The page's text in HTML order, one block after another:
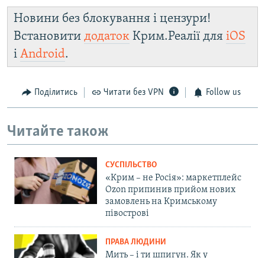
Новини без блокування і цензури!
Встановити додаток Крим.Реалії для iOS
і Android.
Поділитись Читати без VPN Follow us
Читайте також
СУСПІЛЬСТВО
«Крим – не Росія»: маркетплейс
Ozon припинив прийом нових
замовлень на Кримському
півострові
ПРАВА ЛЮДИНИ
Мить – і ти шпигун. Як у